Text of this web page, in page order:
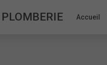
Accueil